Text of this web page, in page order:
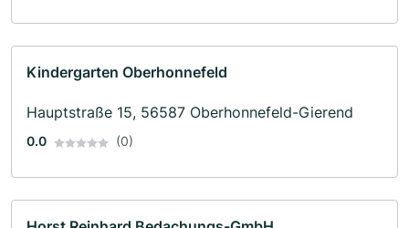
Kindergarten Oberhonnefeld
Hauptstraße 15, 56587 Oberhonnefeld-Gierend
0.0 (0)